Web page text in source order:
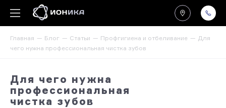
Главная Блог Статьи Профгигиена и отбеливание
Для
чего нужна профессиональная чистка зубов
Для чего нужна
профессиональная
чистка зубов